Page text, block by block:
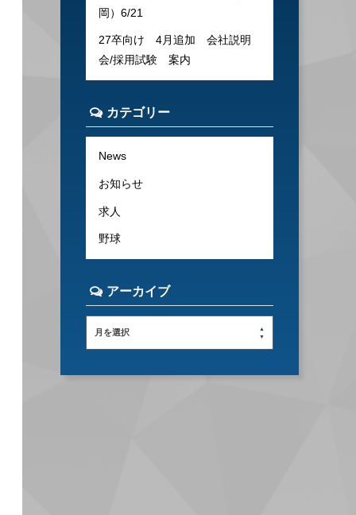
岡）6/21
27卒向け 4月追加 会社説明
会/採用試験 案内
カテゴリー
News
お知らせ
求人
野球
アーカイブ
月を選択